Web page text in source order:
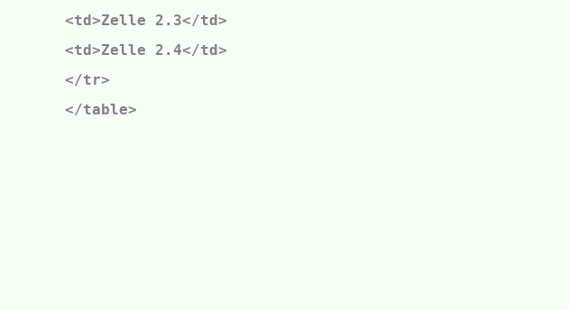
<td>Zelle 2.3</td>
<td>Zelle 2.4</td>
</tr>
</table>